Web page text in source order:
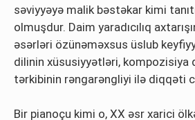
səviyyəyə malik bəstəkar kimi
olmuşdur. Daim yaradıcılıq
əsərləri özünəməxsus üslub
dilinin xüsusiyyətləri, kompozisiya
tərkibinin rəngarəngliyi ilə diqqəti
Bir pianoçu kimi o, XX əsr xarici